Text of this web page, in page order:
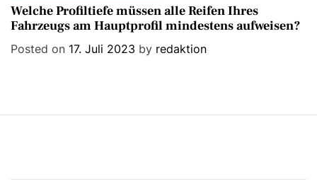
a
t
e
i
Welche Profiltiefe müssen alle Reifen Ihres
Fahrzeugs am Hauptprofil mindestens aufweisen?
Posted on 17. Juli 2023 by redaktion